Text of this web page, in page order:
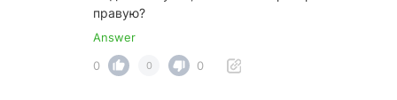
правую?
Answer
0
0 0